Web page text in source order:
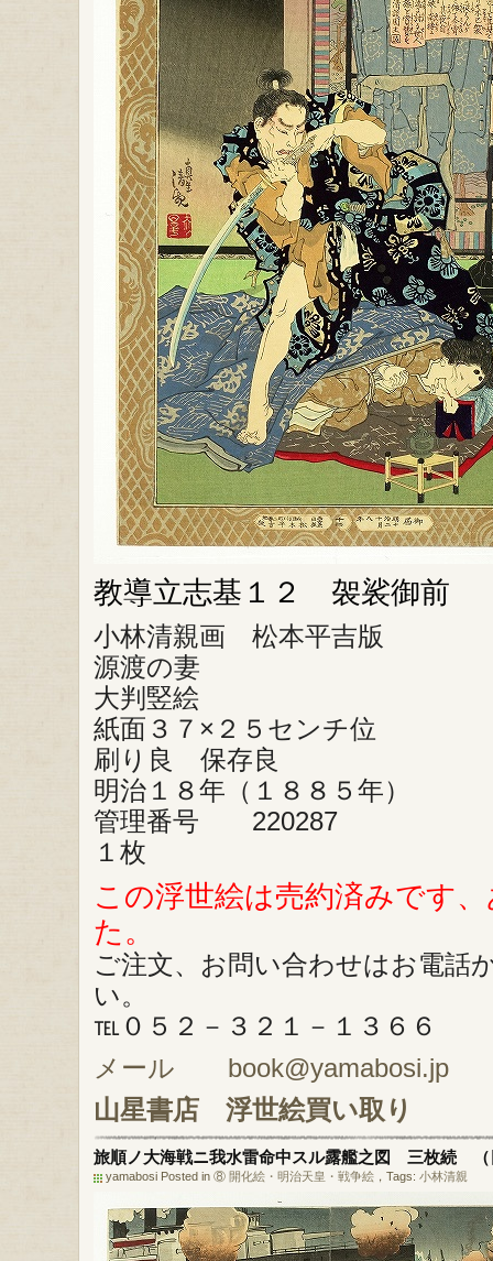
教導立志基１２ 袈裟御前
小林清親画 松本平吉版
源渡の妻
大判竪絵
紙面３７×２５センチ位
刷り良 保存良
明治１８年（１８８５年）
管理番号 220287
１枚
この浮世絵は売約済みです
た。
ご注文、お問い合わせはお電話
い。
℡０５２－３２１－１３６６
メール book@yamabosi.jp
山星書店
浮世絵買い取り
旅順ノ大海戦ニ我水雷命中スル露艦之図 三枚続 （
yamabosi Posted in ⑧ 開化絵・明治天皇・戦争絵 ，Tags: 小林清親